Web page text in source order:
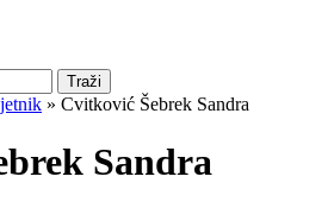
Traži
» Cvitković Šebrek Sandra
Sandra